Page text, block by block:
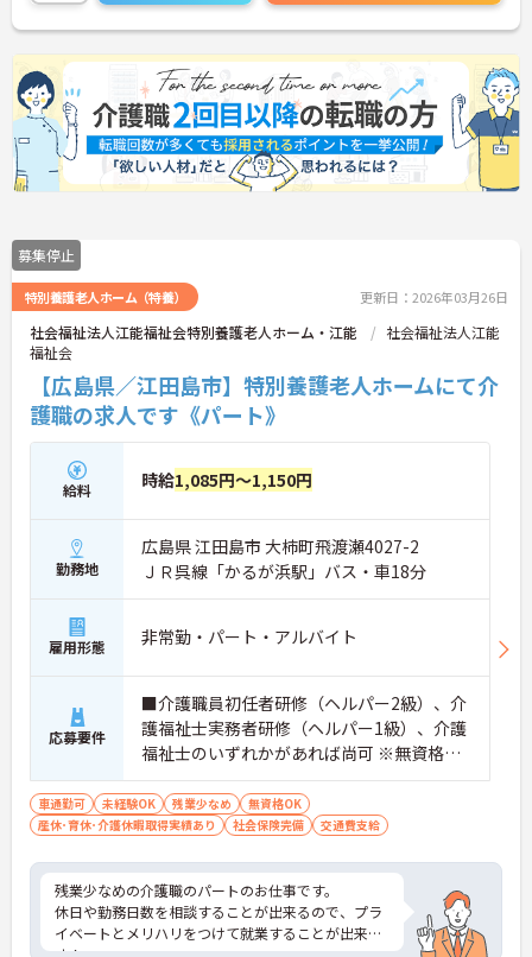
募集停止
特別養護老人ホーム（特養） 更新日：2026年03月26日
社会福祉法人江能福祉会特別養護老人ホーム・江能
社会福祉法人江能
福祉会
【広島県／江田島市】特別養護老人ホームにて介
護職の求人です《パート》
給料 時給1,085円～1,150円
勤務地
広島県 江田島市 大柿町飛渡瀬4027-2
ＪＲ呉線「かるが浜駅」バス・車18分
雇用形態 非常勤・パート・アルバイト
応募要件
■介護職員初任者研修（ヘルパー2級）、介
護福祉士実務者研修（ヘルパー1級）、介護
福祉士のいずれかがあれば尚可 ※無資格・
未経験相談可
車通勤可 未経験OK 残業少なめ
無資格OK
産休･育休･介護休暇取得実績あり
社会保険完備 交通費支給
残業少なめの介護職のパートのお仕事です。
休日や勤務日数を相談することが出来るので、プラ
イベートとメリハリをつけて就業することが出来ま